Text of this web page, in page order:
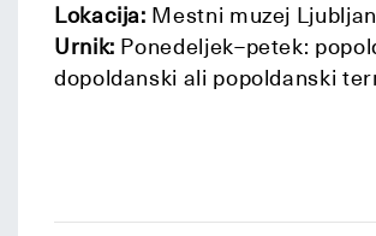
Lokacija: Mestni muzej
Urnik: Ponedeljek–petek:
dopoldanski ali popoldanski